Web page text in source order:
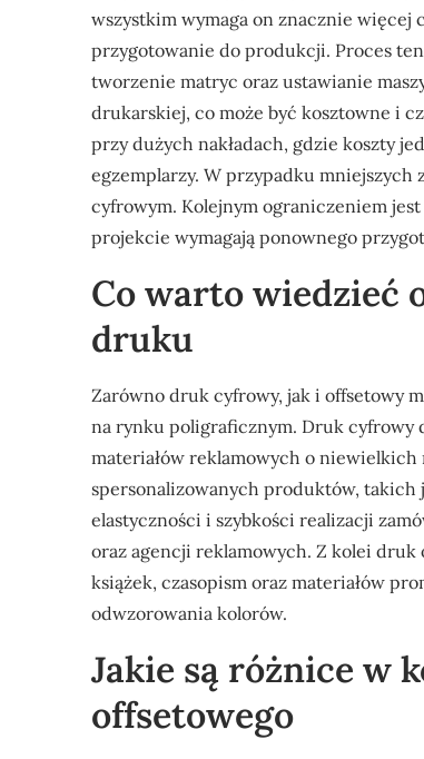
wszystkim wymaga on znacznie więcej
przygotowanie do produkcji. Proces
tworzenie matryc oraz ustawianie
drukarskiej, co może być kosztowne i
przy dużych nakładach, gdzie koszty
egzemplarzy. W przypadku mniejszych
cyfrowym. Kolejnym ograniczeniem
projekcie wymagają ponownego
Co warto wiedzieć
druku
Zarówno druk cyfrowy, jak i offsetowy
na rynku poligraficznym. Druk cyfrowy
materiałów reklamowych o niewielkich
spersonalizowanych produktów, takich
elastyczności i szybkości realizacji
oraz agencji reklamowych. Z kolei
książek, czasopism oraz materiałów
odwzorowania kolorów.
Jakie są różnice w
offsetowego